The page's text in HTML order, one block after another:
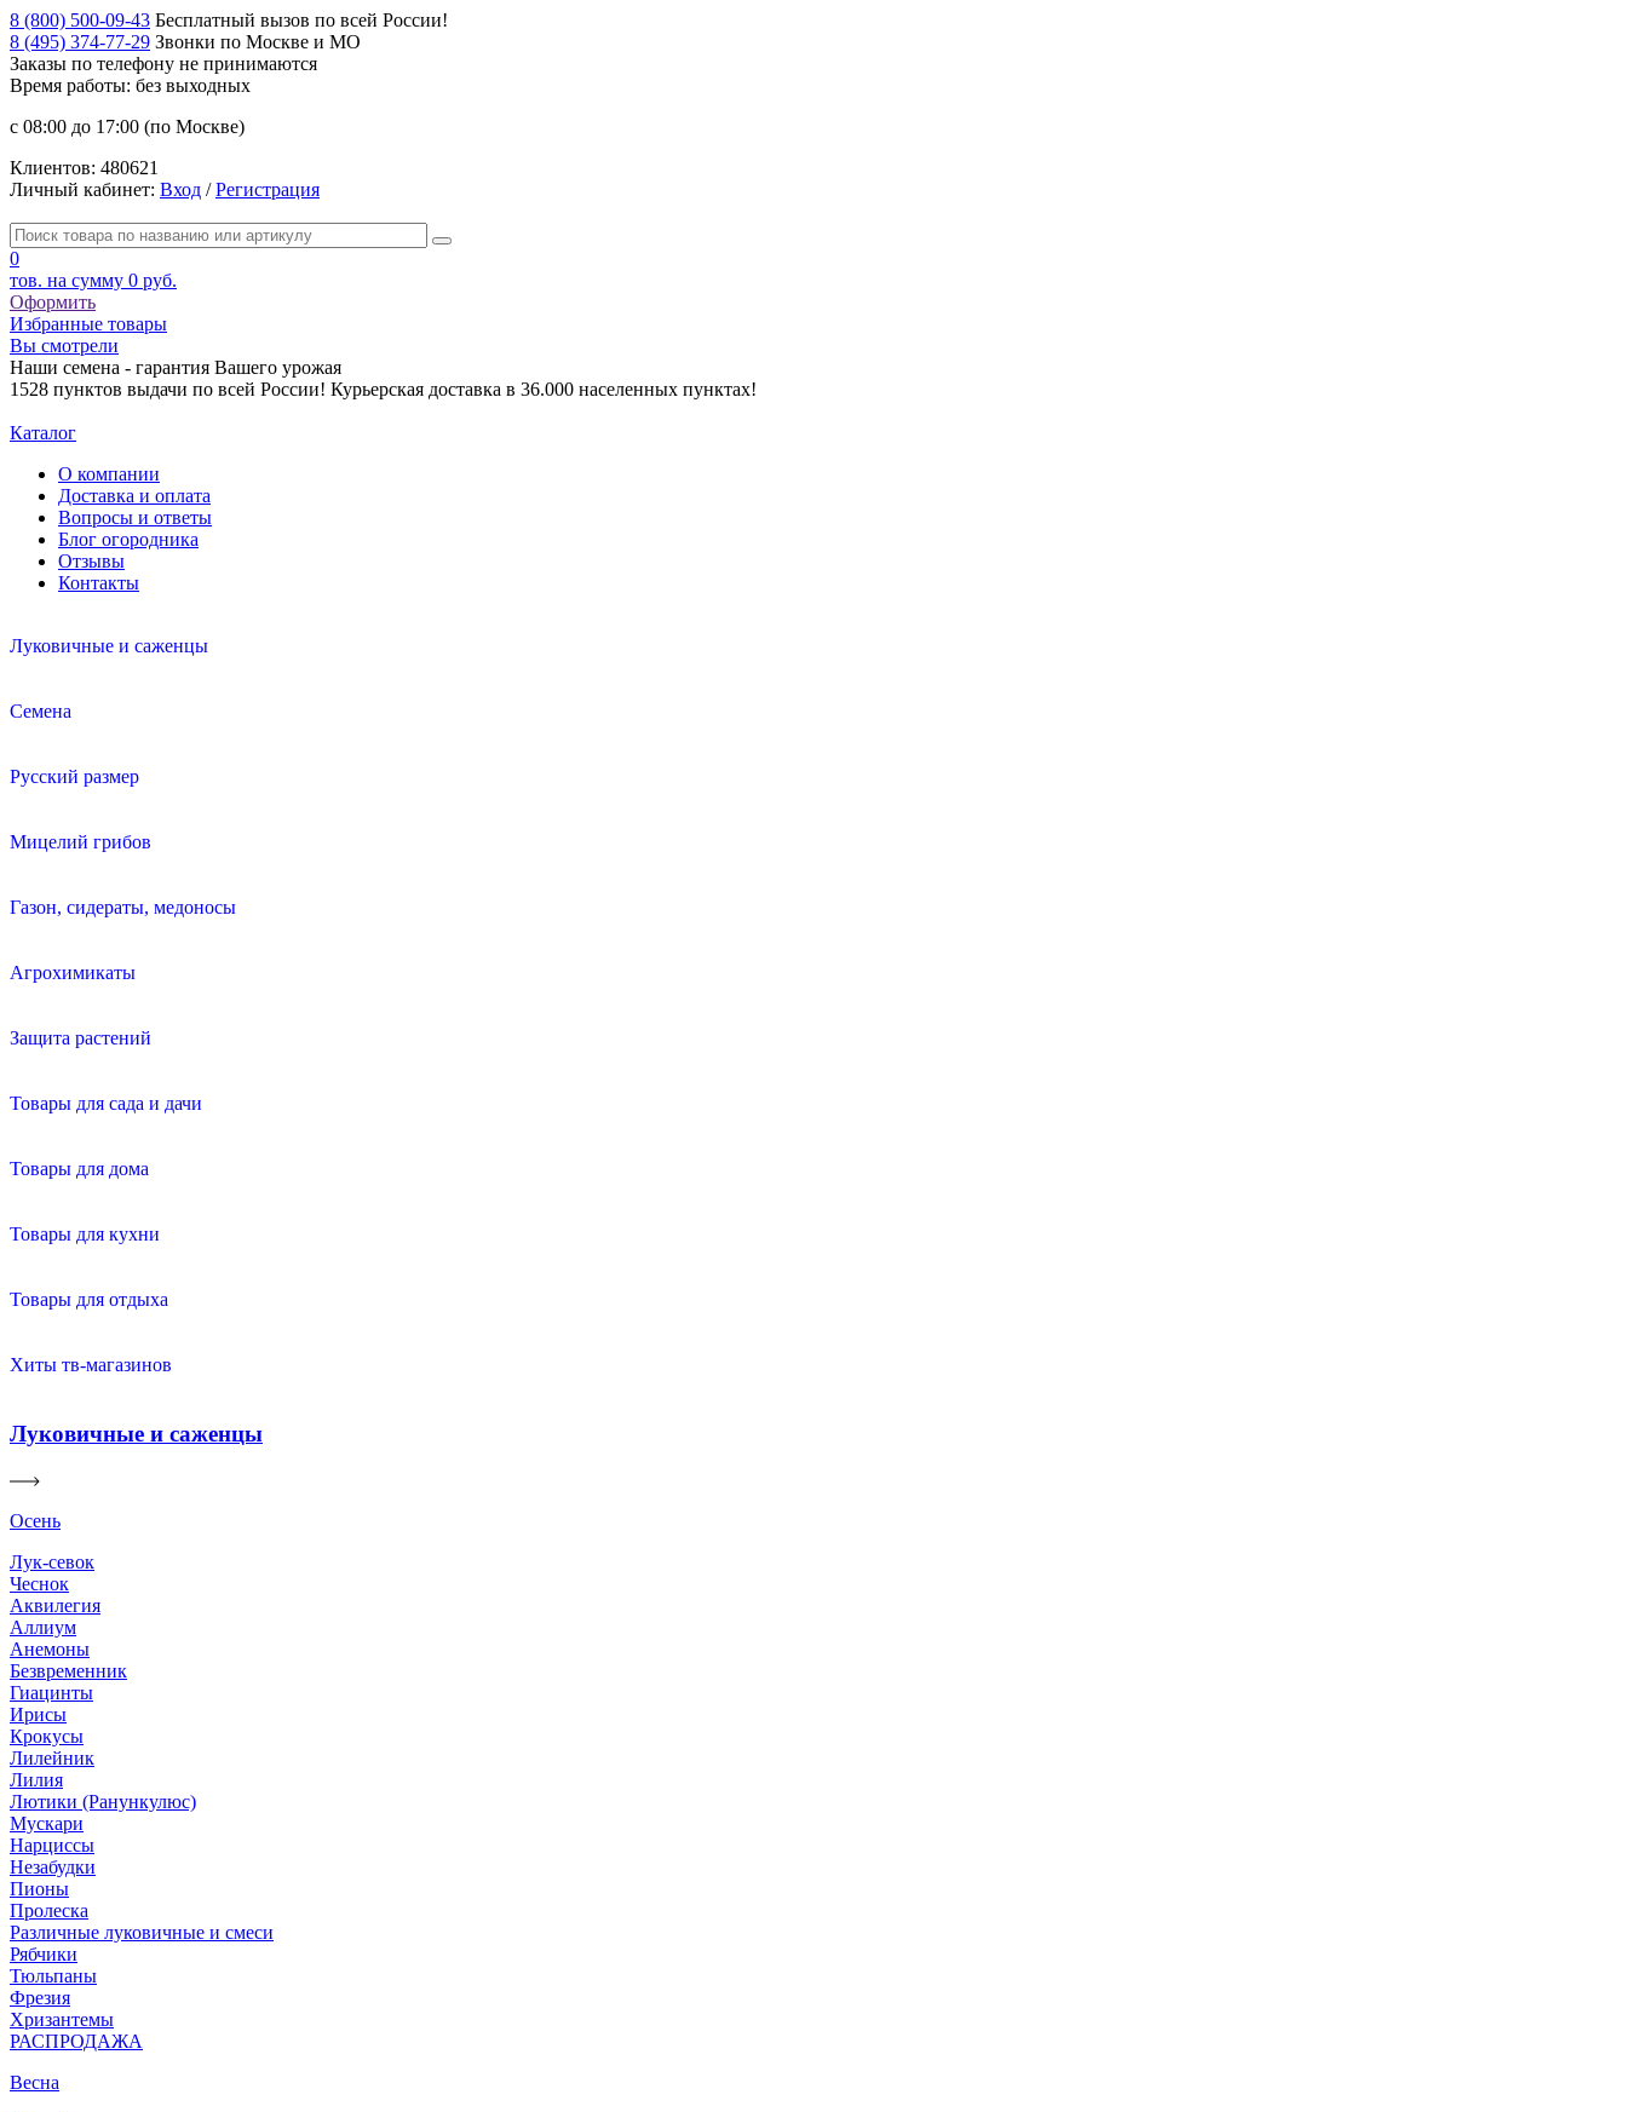
8 (800) 500-09-43 Бесплатный вызов по всей России!
8 (495) 374-77-29 Звонки по Москве и МО
Заказы по телефону не принимаются
Время работы: без выходных
с 08:00 до 17:00 (по Москве)
Клиентов: 480621
Личный кабинет: Вход /Регистрация
0
тов. на сумму 0 руб.
Оформить
Избранные товары
Вы смотрели
Наши семена - гарантия Вашего урожая
1528 пунктов выдачи по всей России! Курьерская доставка в 36.000 населенных пунктах!
Каталог
О компании
Доставка и оплата
Вопросы и ответы
Блог огородника
Отзывы
Контакты
Луковичные и саженцы
Семена
Русский размер
Мицелий грибов
Газон, сидераты, медоносы
Агрохимикаты
Защита растений
Товары для сада и дачи
Товары для дома
Товары для кухни
Товары для отдыха
Хиты тв-магазинов
Луковичные и саженцы
Осень
Лук-севок
Чеснок
Аквилегия
Аллиум
Анемоны
Безвременник
Гиацинты
Ирисы
Крокусы
Лилейник
Лилия
Лютики (Ранункулюс)
Мускари
Нарцисcы
Незабудки
Пионы
Пролеска
Различные луковичные и смеси
Рябчики
Тюльпаны
Фрезия
Хризантемы
РАСПРОДАЖА
Весна